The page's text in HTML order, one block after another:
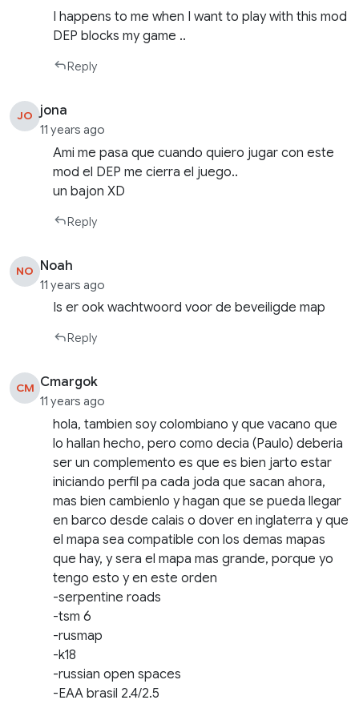
I happens to me when I want to play with this mod
DEP blocks my game ..
Reply
JO jona
11 years ago
Ami me pasa que cuando quiero jugar con este
mod el DEP me cierra el juego..
un bajon XD
Reply
NO Noah
11 years ago
Is er ook wachtwoord voor de beveiligde map
Reply
CM Cmargok
11 years ago
hola, tambien soy colombiano y que vacano que
lo hallan hecho, pero como decia (Paulo) deberia
ser un complemento es que es bien jarto estar
iniciando perfil pa cada joda que sacan ahora,
mas bien cambienlo y hagan que se pueda llegar
en barco desde calais o dover en inglaterra y que
el mapa sea compatible con los demas mapas
que hay, y sera el mapa mas grande, porque yo
tengo esto y en este orden
-serpentine roads
-tsm 6
-rusmap
-k18
-russian open spaces
-EAA brasil 2.4/2.5